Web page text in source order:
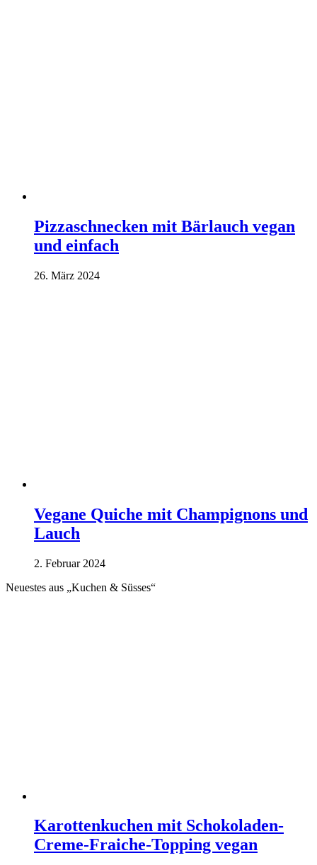
Pizzaschnecken mit Bärlauch vegan
und einfach
26. März 2024
Vegane Quiche mit Champignons und
Lauch
2. Februar 2024
Neuestes aus „Kuchen & Süsses“
Karottenkuchen mit Schokoladen-
Creme-Fraiche-Topping vegan